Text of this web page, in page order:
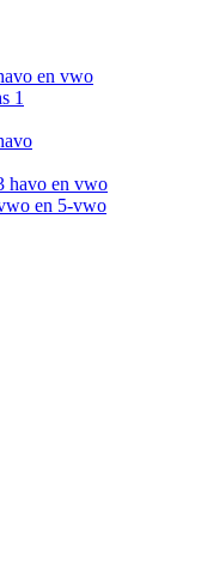
en vwo
1
havo en vwo
en 5-vwo